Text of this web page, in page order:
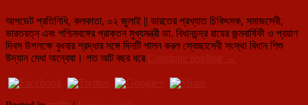
মধ্যরাতে
ভিডিও
বার্তায়
প্রধানমন্ত্রী
আপডেট প্রতিনিধি, কলকাতা, ০২ জুলাই || ভারতের প্রখ্যাত চিকিৎসক, সমাজসেবী,
ভারতরত্ন এবং পশ্চিমবঙ্গের প্রাক্তন মুখ্যমন্ত্রী ডা. বিধানচন্দ্র রায়ের জন্মবার্ষিকী ও প্রয়াণ
দিবস উপলক্ষে বুধবার শ্রদ্ধার সঙ্গে দিনটি পালন করল স্বেচ্ছাসেবী সংস্থা বিধান শিশু
উদ্যান মেধা অন্বেষা। গত আট বছর ধরে Continue reading ডা.
→